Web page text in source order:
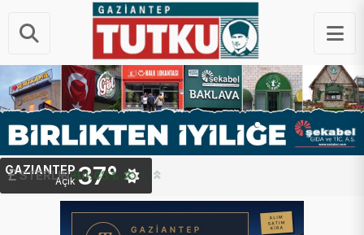
STERLIN 64.48 ₺
GAZIANTEP
Açık 37°